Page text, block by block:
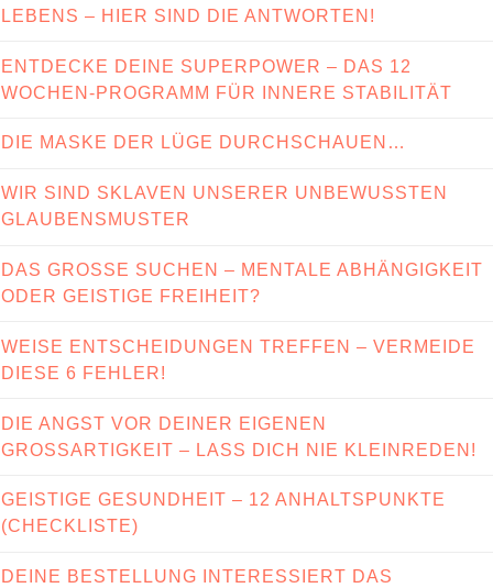
LEBENS – HIER SIND DIE ANTWORTEN!
ENTDECKE DEINE SUPERPOWER – DAS 12
WOCHEN-PROGRAMM FÜR INNERE STABILITÄT
DIE MASKE DER LÜGE DURCHSCHAUEN…
WIR SIND SKLAVEN UNSERER UNBEWUSSTEN
GLAUBENSMUSTER
DAS GROSSE SUCHEN – MENTALE ABHÄNGIGKEIT
ODER GEISTIGE FREIHEIT?
WEISE ENTSCHEIDUNGEN TREFFEN – VERMEIDE
DIESE 6 FEHLER!
DIE ANGST VOR DEINER EIGENEN
GROSSARTIGKEIT – LASS DICH NIE KLEINREDEN!
GEISTIGE GESUNDHEIT – 12 ANHALTSPUNKTE
(CHECKLISTE)
DEINE BESTELLUNG INTERESSIERT DAS